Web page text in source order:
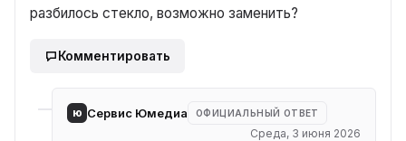
разбилось стекло, возможно заменить?
Комментировать
ю Сервис Юмедиа ОФИЦИАЛЬНЫЙ ОТВЕТ
Среда, 3 июня 2026